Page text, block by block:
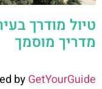
טיול מודרך
מדריך מוסמך
byGetYourGuide